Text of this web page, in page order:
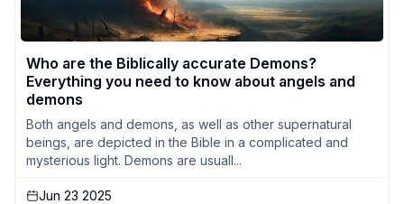
Who are the Biblically accurate Demons?
Everything you need to know about angels and
demons
Both angels and demons, as well as other supernatural
beings, are depicted in the Bible in a complicated and
mysterious light. Demons are usuall...
Jun 23 2025